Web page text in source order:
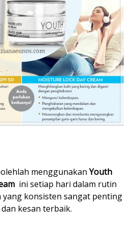
menggunakan Youth
ini setiap hari dalam rutin
yang konsisten sangat penting
kesan terbaik.